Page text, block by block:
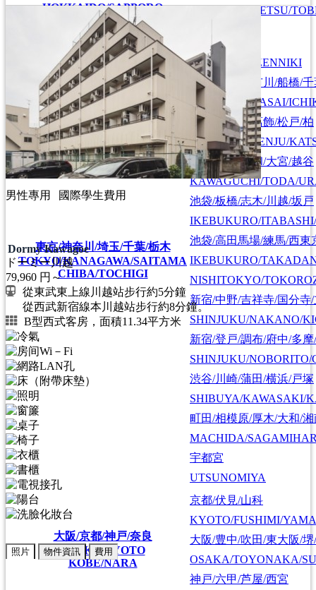
HOKKAIDO/SAPPORO
SAPPORO/EBETSU/
東京/神奈川/埼玉/千葉/栃木
TOKYO/KANAGAWA/SAITAMA
CHIBA/TOCHIGI
首都圏全域
SHUTOKEN ZENNIKI
江戸川/葛西/市川/船橋/
EDOGAWA/KASAI/
上野/北千住/葛飾/松戸/柏
UENO/KITASENJU/
川口/戸田/浦和/大宮/越谷
KAWAGUCHI/TODA/
池袋/板橋/志木/川越/坂戸
IKEBUKURO/
池袋/高田馬場/練馬/西東
IKEBUKURO/
NISHITOKYO/
新宿/中野/吉祥寺/国分寺
SHINJUKU/NAKANO/
新宿/登戸/調布/府中/多
SHINJUKU/
渋谷/川崎/蒲田/横浜/戸塚
SHIBUYA/KAWASAKI/
町田/相模原/厚木/大和/湘
MACHIDA/
宇都宮
UTSUNOMIYA
大阪/京都/神戸/奈良
OSAKA/KYOTO
KOBE/NARA
京都/伏見/山科
KYOTO/FUSHIMI/
大阪/豊中/吹田/東大阪/
OSAKA/TOYONAKA/
神戸/六甲/芦屋/西宮
男性專用 國際學生費用
Dormy Kawagoe
ドーミー川越
79,960 円～
從東武東上線川越站步行約5分鐘
從西武新宿線本川越站步行約8分鐘。
B型西式客房，面積11.34平方米
照片 物件資訊 費用